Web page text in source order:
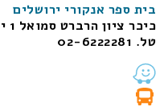
בית ספר אנקורי ירושלים
כיכר ציון הרברט סמואל 1
טל. 02-6222281